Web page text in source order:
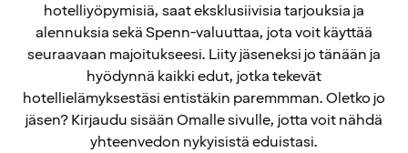
hotelliyöpymisiä, saat eksklusiivisia tarjouksia ja
alennuksia sekä Spenn-valuuttaa, jota voit käyttää
seuraavaan majoitukseesi. Liity jäseneksi jo tänään ja
hyödynnä kaikki edut, jotka tekevät
hotellielämyksestäsi entistäkin paremmman. Oletko jo
jäsen? Kirjaudu sisään Omalle sivulle, jotta voit nähdä
yhteenvedon nykyisistä eduistasi.